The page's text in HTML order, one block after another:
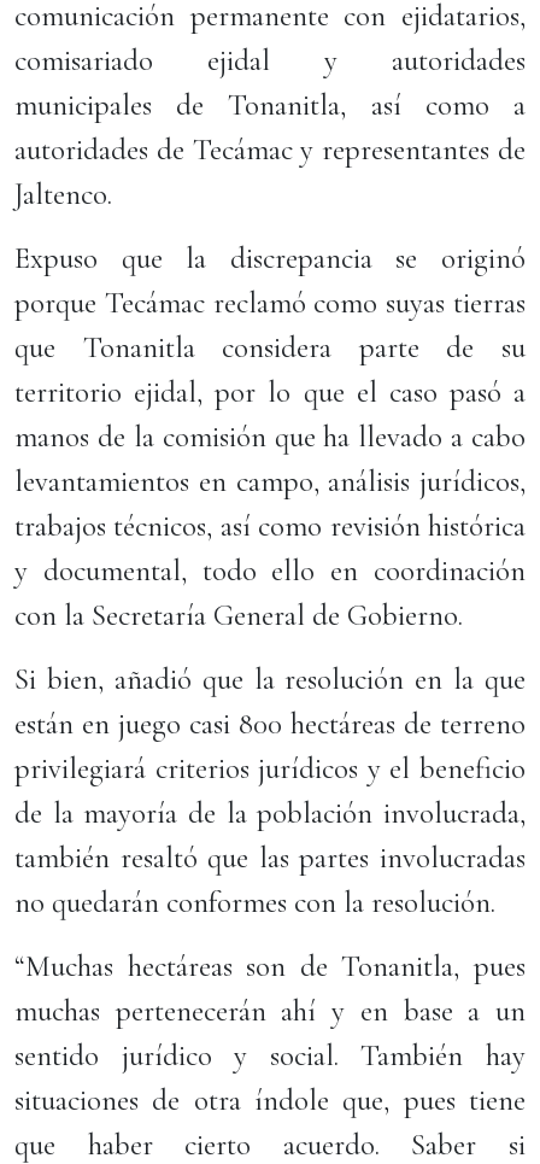
comunicación permanente con ejidatarios,
comisariado ejidal y autoridades
municipales de Tonanitla, así como a
autoridades de Tecámac y representantes de
Jaltenco.
Expuso que la discrepancia se originó
porque Tecámac reclamó como suyas tierras
que Tonanitla considera parte de su
territorio ejidal, por lo que el caso pasó a
manos de la comisión que ha llevado a cabo
levantamientos en campo, análisis jurídicos,
trabajos técnicos, así como revisión histórica
y documental, todo ello en coordinación
con la Secretaría General de Gobierno.
Si bien, añadió que la resolución en la que
están en juego casi 800 hectáreas de terreno
privilegiará criterios jurídicos y el beneficio
de la mayoría de la población involucrada,
también resaltó que las partes involucradas
no quedarán conformes con la resolución.
“Muchas hectáreas son de Tonanitla, pues
muchas pertenecerán ahí y en base a un
sentido jurídico y social. También hay
situaciones de otra índole que, pues tiene
que haber cierto acuerdo. Saber si